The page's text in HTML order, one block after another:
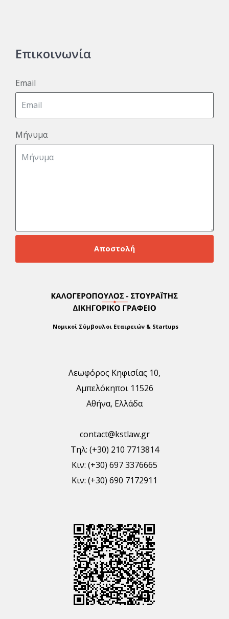
Νομικοί Σύμβουλοι Εταιρειών & Startups
Λεωφόρος Κηφισίας 10,
Αμπελόκηποι 11526
Αθήνα, Ελλάδα
contact@kstlaw.gr
Τηλ: (+30) 210 7713814
Κιν: (+30) 697 3376665
Κιν: (+30) 690 7172911
Επικοινωνία
Email
Μήνυμα
Αποστολή